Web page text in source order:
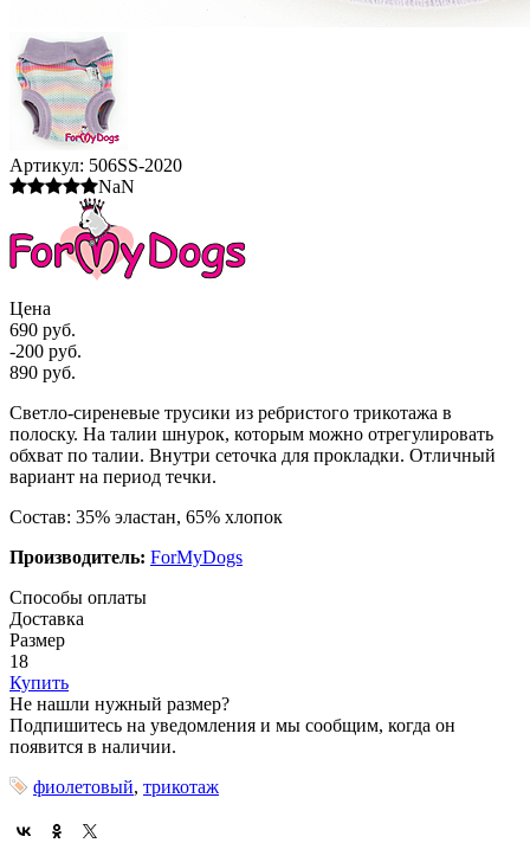
Артикул: 506SS-2020
NaN
Цена
690 руб.
-200 руб.
890 руб.
Светло-сиреневые трусики из ребристого трикотажа в
полоску. На талии шнурок, которым можно отрегулировать
обхват по талии. Внутри сеточка для прокладки. Отличный
вариант на период течки.
Состав: 35% эластан, 65% хлопок
Производитель: ForMyDogs
Способы оплаты
Доставка
Размер
18
Купить
Не нашли нужный размер?
Подпишитесь на уведомления и мы сообщим, когда он
появится в наличии.
фиолетовый, трикотаж